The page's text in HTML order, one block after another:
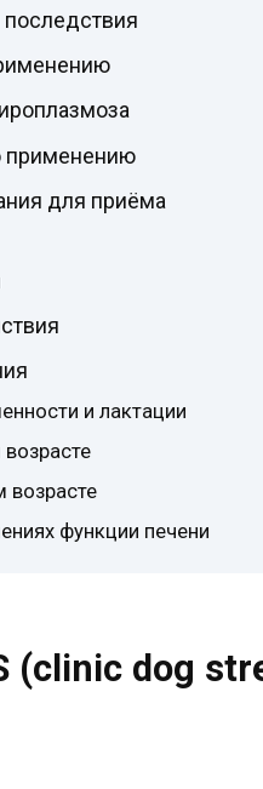
применению
для приёма
и лактации
возрасте
функции печени
(сlinic dog